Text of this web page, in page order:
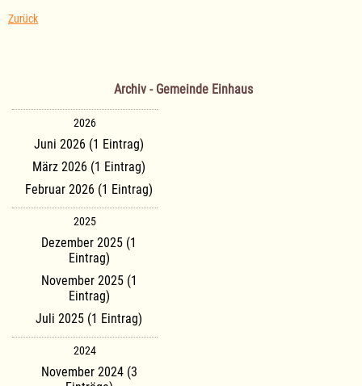
Zurück
Archiv - Gemeinde Einhaus
2026
Juni 2026 (1 Eintrag)
März 2026 (1 Eintrag)
Februar 2026 (1 Eintrag)
2025
Dezember 2025 (1
Eintrag)
November 2025 (1
Eintrag)
Juli 2025 (1 Eintrag)
2024
November 2024 (3